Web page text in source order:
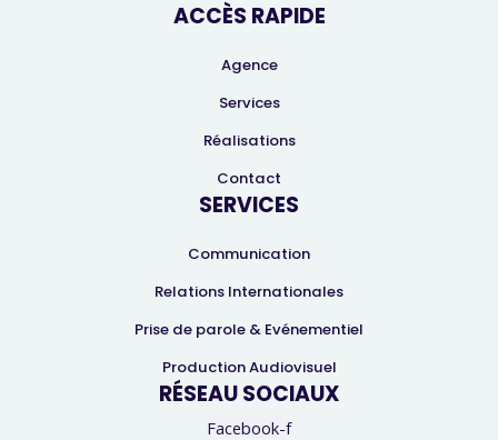
ACCÈS RAPIDE
Agence
Services
Réalisations
Contact
SERVICES
Communication
Relations Internationales
Prise de parole & Evénementiel
Production Audiovisuel
RÉSEAU SOCIAUX
Facebook-f